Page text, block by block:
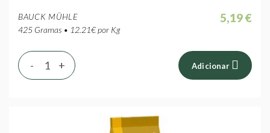
BAUCK MÜHLE
425 Gramas • 12.21€ por Kg
5,19 €
+
- Adicionar